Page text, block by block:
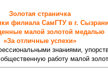
Золотая страничка
филиала СамГТУ в г.
малой золотой медалью
«За отличные успехи»
знаниями,
работу малой